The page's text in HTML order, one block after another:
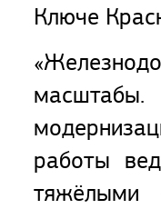
Ключе
работы
тяжёлыми